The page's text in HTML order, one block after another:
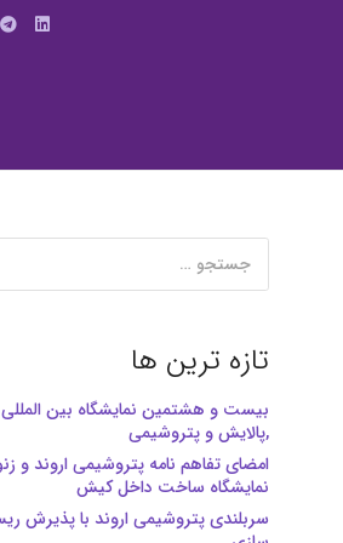
برای:
تازه ترین ها
بیست و هشتمین نمایشگاه بین
,پالایش و پتروشیمی
امضای تفاهم نامه پتروشیمی اروند و
نمایشگاه ساخت داخل کیش
سربلندی پتروشیمی اروند با پذیرش